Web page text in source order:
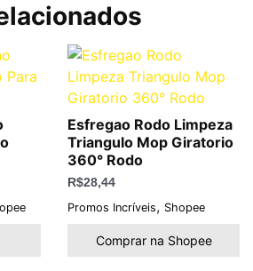
Esfregao Rodo Limpeza
Triangulo Mop Giratorio
360° Rodo
R$28,44
Promos Incríveis, Shopee
Comprar na Shopee